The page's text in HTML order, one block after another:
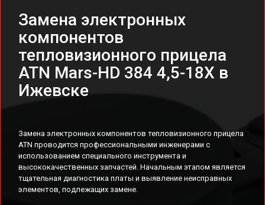
Замена электронных
компонентов
тепловизионного прицела
ATN Mars-HD 384 4,5-18X в
Ижевске
Замена электронных компонентов тепловизионного прицела
ATN проводится профессиональными инженерами с
использованием специального инструмента и
высококачественных запчастей. Начальным этапом является
тщательная диагностика платы и выявление неисправных
элементов, подлежащих замене.